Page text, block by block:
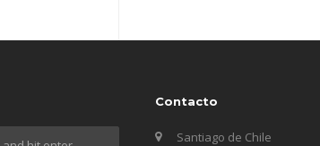
Contacto
Santiago de Chile